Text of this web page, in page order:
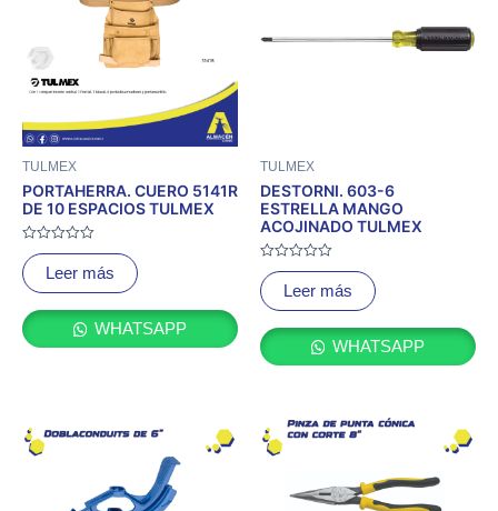
TULMEX
PORTAHERRA. CUERO 5141R
DE 10 ESPACIOS TULMEX
Valorado
con
0
de
Leer más
WHATSAPP
TULMEX
DESTORNI. 603-6
ESTRELLA MANGO
ACOJINADO TULMEX
Valorado
con
0
de
Leer más
WHATSAPP